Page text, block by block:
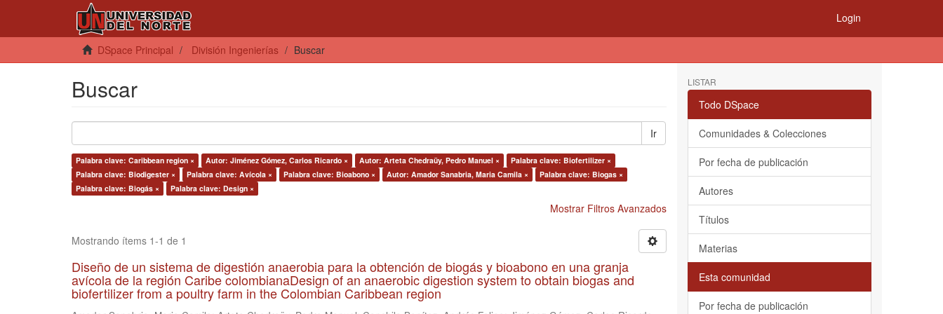
Login
DSpace Principal División Ingenierías Buscar
Buscar
Ir
Palabra clave: Caribbean region × Autor: Jiménez Gómez, Carlos Ricardo × Autor: Arteta Chedraüy, Pedro Manuel ×
Palabra clave: Biofertilizer ×
Palabra clave: Biodigester ×
Palabra clave: Avícola × Palabra clave: Bioabono × Autor: Amador Sanabria, Maria Camila ×
Palabra clave: Biogas ×
Palabra clave: Biogás ×
Palabra clave: Design ×
Mostrar Filtros Avanzados
Mostrando ítems 1-1 de 1
Diseño de un sistema de digestión anaerobia para la obtención de biogás y bioabono en una granja
avícola de la región Caribe colombianaDesign of an anaerobic digestion system to obtain biogas and
biofertilizer from a poultry farm in the Colombian Caribbean region
LISTAR
Todo DSpace
Comunidades & Colecciones
Por fecha de publicación
Autores
Títulos
Materias
Esta comunidad
Por fecha de publicación